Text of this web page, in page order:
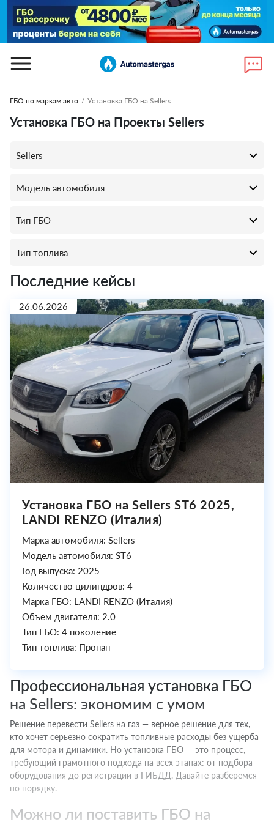
ГБО по маркам авто / Установка ГБО на Sellers
Установка ГБО на Проекты Sellers
Последние кейсы
26.06.2026
Установка ГБО на Sellers ST6 2025,
LANDI RENZO (Италия)
Марка автомобиля: Sellers
Модель автомобиля: ST6
Год выпуска: 2025
Количество цилиндров: 4
Марка ГБО: LANDI RENZO (Италия)
Объем двигателя: 2.0
Тип ГБО: 4 поколение
Тип топлива: Пропан
Профессиональная установка ГБО
на Sellers: экономим с умом
Решение перевести Sellers на газ — верное решение для тех,
кто хочет серьезно сократить топливные расходы без ущерба
для мотора и динамики. Но установка ГБО — это процесс,
требующий грамотного подхода на всех этапах: от подбора
оборудования до регистрации в ГИБДД. Давайте разберемся
по порядку.
Можно ли поставить ГБО на